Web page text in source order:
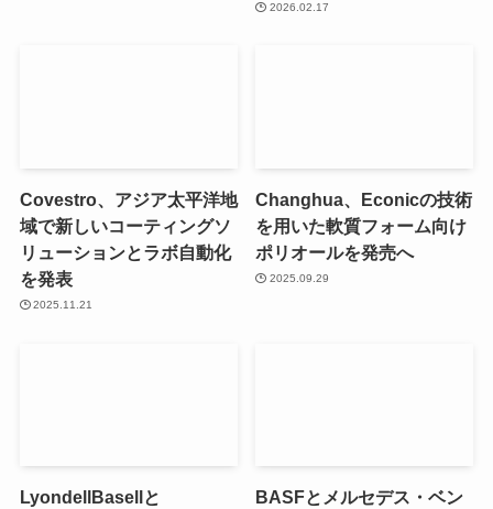
2026.02.17
Covestro、アジア太平洋地
域で新しいコーティングソ
リューションとラボ自動化
を発表
2025.11.21
Changhua、Econicの技術
を用いた軟質フォーム向け
ポリオールを発売へ
2025.09.29
LyondellBasellと
BASFとメルセデス・ベン